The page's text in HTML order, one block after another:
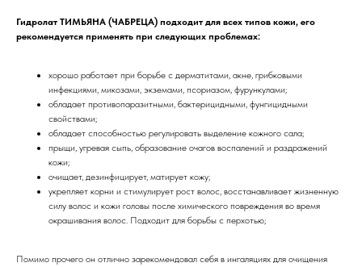
Гидролат ТИМЬЯНА (ЧАБРЕЦА) подходит для всех типов кожи, его
рекомендуется применять при следующих проблемах:
хорошо работает при борьбе с дерматитами, акне, грибковыми
инфекциями, микозами, экземами, псориазом, фурункулами;
обладает противопаразитными, бактерицидными, фунгицидными
свойствами;
обладает способностью регулировать выделение кожного сала;
прыщи, угревая сыпь, образование очагов воспалений и раздражений
кожи;
очищает, дезинфицирует, матирует кожу;
укрепляет корни и стимулирует рост волос, восстанавливает жизненную
силу волос и кожи головы после химического повреждения во время
окрашивания волос. Подходит для борьбы с перхотью;
Помимо прочего он отлично зарекомендовал себя в ингаляциях для очищения